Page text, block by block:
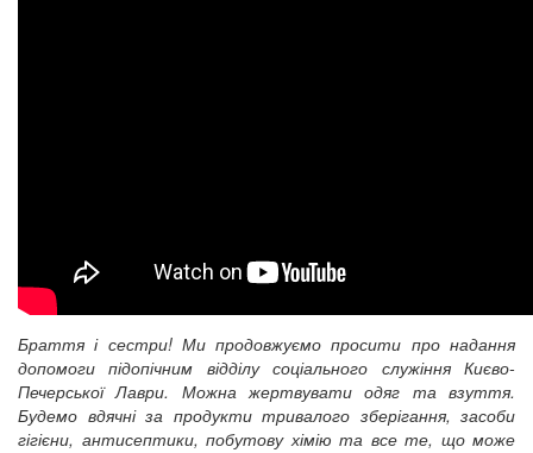
Браття і сестри! Ми продовжуємо просити про надання
допомоги підопічним відділу соціального служіння Києво-
Печерської Лаври. Можна жертвувати одяг та взуття.
Будемо вдячні за продукти тривалого зберігання, засоби
гігієни, антисептики, побутову хімію та все те, що може